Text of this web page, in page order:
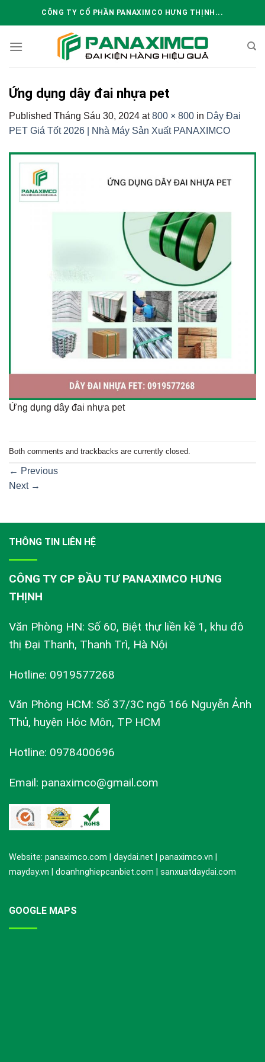
CÔNG TY CỔ PHẦN PANAXIMCO HƯNG THỊNH...
Ứng dụng dây đai nhựa pet
Published Tháng Sáu 30, 2024 at800 × 800 in Dây Đai
PET Giá Tốt 2026 | Nhà Máy Sản Xuất PANAXIMCO
Ứng dụng dây đai nhựa pet
Both comments and trackbacks are currently closed.
← Previous
Next →
THÔNG TIN LIÊN HỆ
CÔNG TY CP ĐẦU TƯ PANAXIMCO HƯNG
THỊNH
Văn Phòng HN: Số 60, Biệt thự liền kề 1, khu đô
thị Đại Thanh, Thanh Trì, Hà Nội
Hotline: 0919577268
Văn Phòng HCM: Số 37/3C ngõ 166 Nguyễn Ảnh
Thủ, huyện Hóc Môn, TP HCM
Hotline: 0978400696
Email: panaximco@gmail.com
Website: panaximco.com | daydai.net | panaximco.vn |
mayday.vn | doanhnghiepcanbiet.com | sanxuatdaydai.com
GOOGLE MAPS